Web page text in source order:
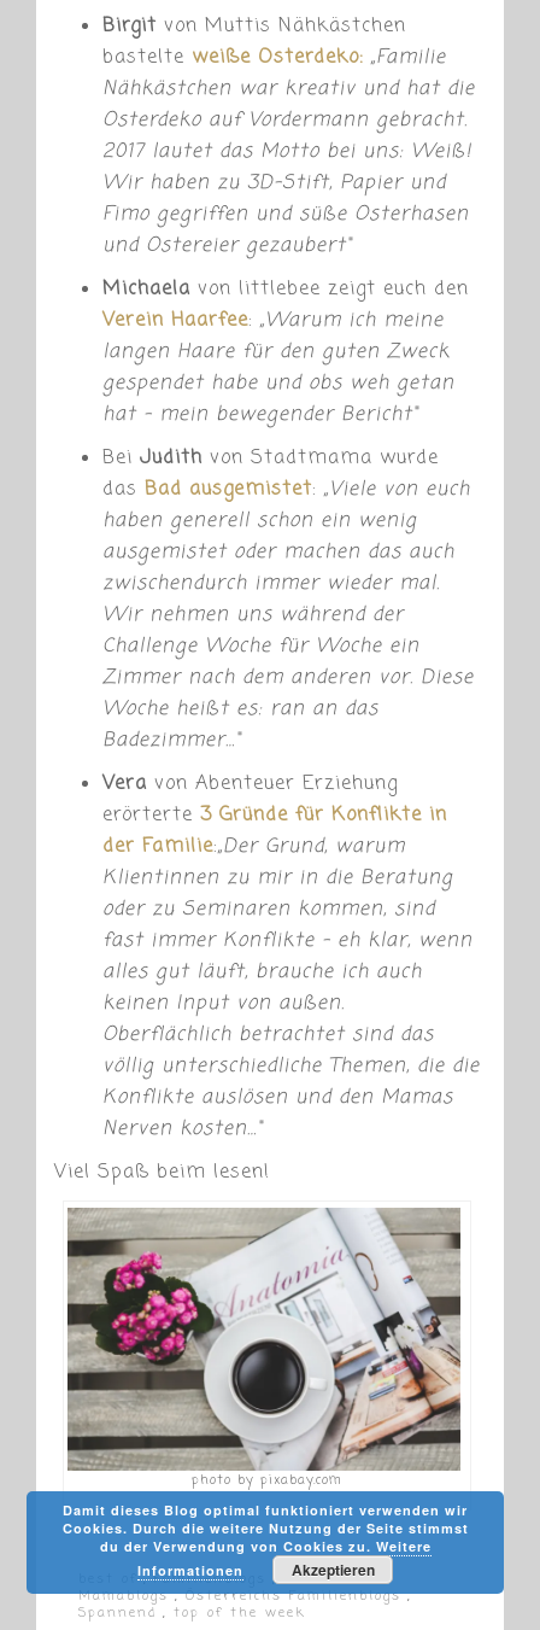
Birgit von Muttis Nähkästchen
bastelte weiße Osterdeko: „Familie
Nähkästchen war kreativ und hat die
Osterdeko auf Vordermann gebracht.
2017 lautet das Motto bei uns: Weiß!
Wir haben zu 3D-Stift, Papier und
Fimo gegriffen und süße Osterhasen
und Ostereier gezaubert“
Michaela von littlebee zeigt euch den
Verein Haarfee: „Warum ich meine
langen Haare für den guten Zweck
gespendet habe und obs weh getan
hat – mein bewegender Bericht“
Bei Judith von Stadtmama wurde
das Bad ausgemistet:„Viele von euch
haben generell schon ein wenig
ausgemistet oder machen das auch
zwischendurch immer wieder mal.
Wir nehmen uns während der
Challenge Woche für Woche ein
Zimmer nach dem anderen vor. Diese
Woche heißt es: ran an das
Badezimmer…“
Vera von Abenteuer Erziehung
erörterte 3 Gründe für Konflikte in
der Familie:„Der Grund, warum
Klientinnen zu mir in die Beratung
oder zu Seminaren kommen, sind
fast immer Konflikte – eh klar, wenn
alles gut läuft, brauche ich auch
keinen Input von außen.
Oberflächlich betrachtet sind das
völlig unterschiedliche Themen, die die
Konflikte auslösen und den Mamas
Nerven kosten…“
Viel Spaß beim lesen!
photo by pixabay.com
,Familienblogs ,Lesen ,
Mamablogs ,Österreichs Familienblogs ,
Spannend , top of the week
Damit dieses Blog optimal funktioniert verwenden wir
Cookies. Durch die weitere Nutzung der Seite stimmst
du der Verwendung von Cookies zu. Weitere
Informationen
Akzeptieren